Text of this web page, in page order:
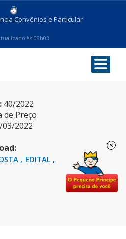
Convênios e Particular
às 09h03
40/2022
de Preço
03/2022
EDITAL